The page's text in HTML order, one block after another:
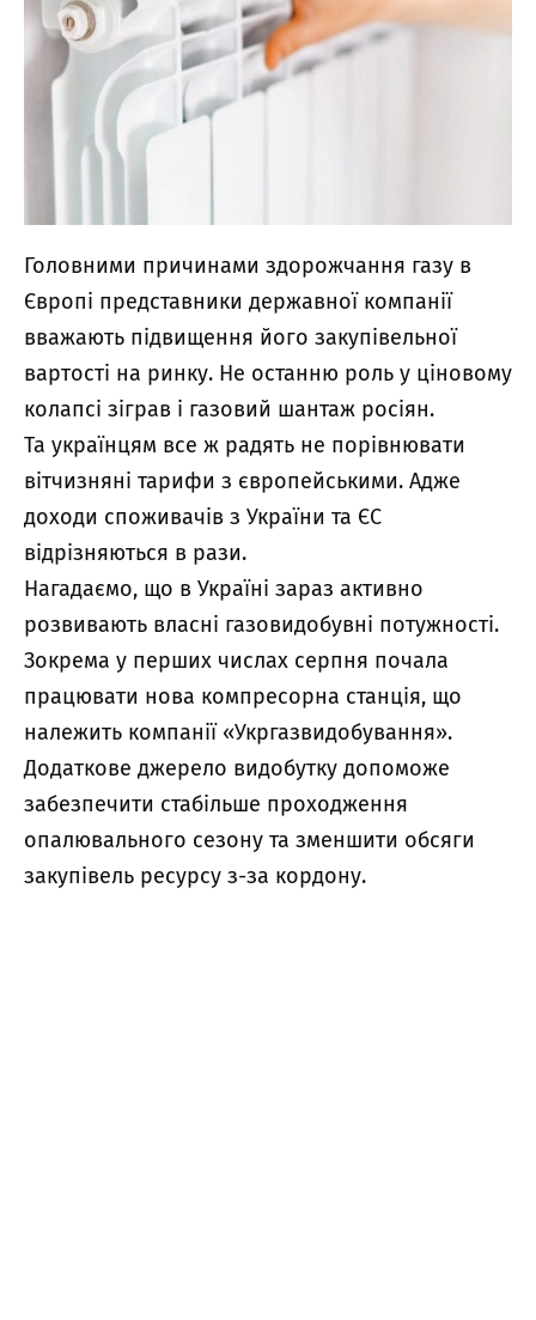
Головними причинами здорожчання газу в
Європі представники державної компанії
вважають підвищення його закупівельної
вартості на ринку. Не останню роль у ціновому
колапсі зіграв і газовий шантаж росіян.
Та українцям все ж радять не порівнювати
вітчизняні тарифи з європейськими. Адже
доходи споживачів з України та ЄС
відрізняються в рази.
Нагадаємо, що в Україні зараз активно
розвивають власні газовидобувні потужності.
Зокрема у перших числах серпня почала
працювати нова компресорна станція, що
належить компанії «Укргазвидобування».
Додаткове джерело видобутку допоможе
забезпечити стабільше проходження
опалювального сезону та зменшити обсяги
закупівель ресурсу з-за кордону.